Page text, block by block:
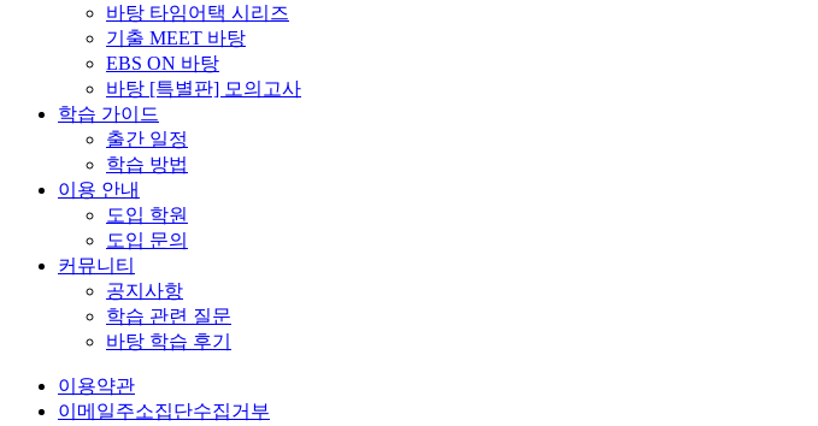
바탕 타임어택 시리즈
기출 MEET 바탕
EBS ON 바탕
바탕 [특별판] 모의고사
학습 가이드
출간 일정
학습 방법
이용 안내
도입 학원
도입 문의
커뮤니티
공지사항
학습 관련 질문
바탕 학습 후기
이용약관
이메일주소집단수집거부